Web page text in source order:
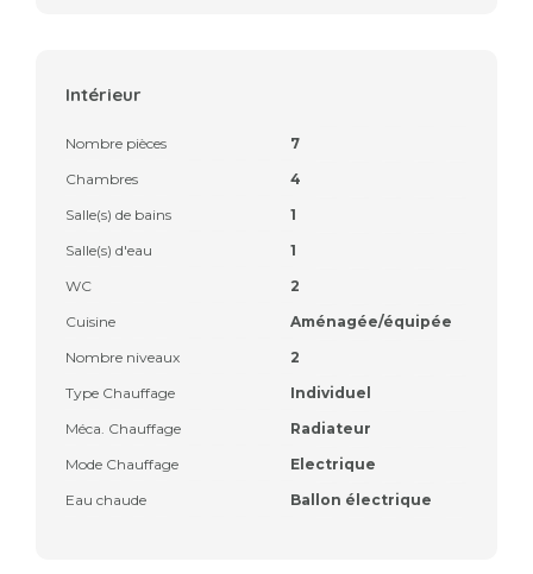
Intérieur
Nombre pièces
7
Chambres
4
Salle(s) de bains
1
Salle(s) d'eau
1
WC
2
Cuisine
Aménagée/équipée
Nombre niveaux
2
Type Chauffage
Individuel
Méca. Chauffage
Radiateur
Mode Chauffage
Electrique
Eau chaude
Ballon électrique